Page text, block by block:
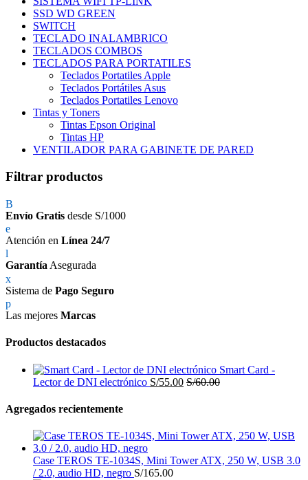
SSD WD GREEN
SWITCH
TECLADO INALAMBRICO
TECLADOS COMBOS
TECLADOS PARA PORTATILES
Teclados Portatiles Apple
Teclados Portátiles Asus
Teclados Portatiles Lenovo
Tintas y Toners
Tintas Epson Original
Tintas HP
VENTILADOR PARA GABINETE DE PARED
Filtrar productos
Envío Gratis desde S/1000
Atención en Línea 24/7
Garantía Asegurada
Sistema de Pago Seguro
Las mejores Marcas
Productos destacados
Smart Card -
Lector de DNI electrónico S/55.00 S/60.00
Agregados recientemente
Case TEROS TE-1034S, Mini Tower ATX, 250 W, USB 3.0
/ 2.0, audio HD, negro S/165.00